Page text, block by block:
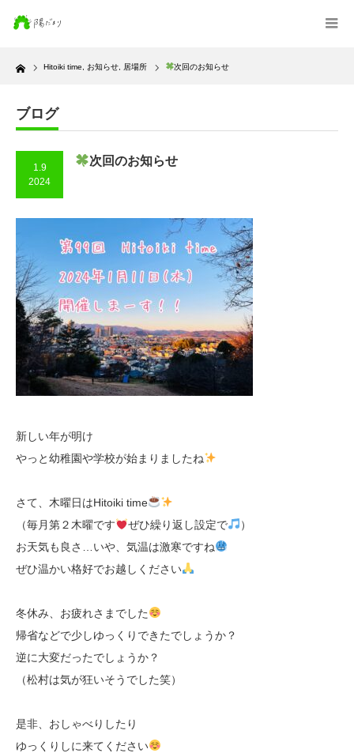
Home Hitoiki time お知らせ 居場所 次回のお知らせ
ブログ
1.9
2024
次回のお知らせ
新しい年が明け
やっと幼稚園や学校が始まりましたね
さて、木曜日はHitoiki time
（毎月第２木曜です
ぜひ繰り返し設定で
）
お天気も良さ…いや、気温は激寒ですね
ぜひ温かい格好でお越しください
冬休み、お疲れさまでした
帰省などで少しゆっくりできたでしょうか？
逆に大変だったでしょうか？
（松村は気が狂いそうでした笑）
是非、おしゃべりしたり
ゆっくりしに来てください